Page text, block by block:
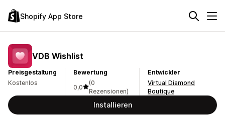
Shopify App Store
VDB Wishlist
Preisgestaltung
Kostenlos
Bewertung
0,0
(0
Rezensionen)
Entwickler
Virtual Diamond
Boutique
Installieren